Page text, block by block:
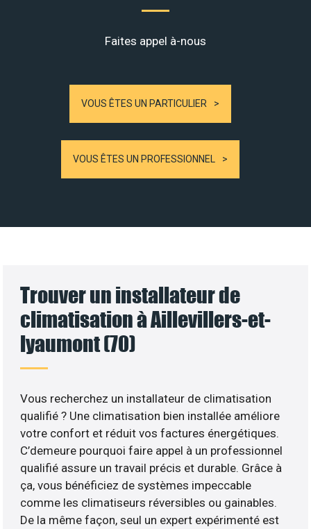
Faites appel à-nous
VOUS ÊTES UN PARTICULIER
VOUS ÊTES UN PROFESSIONNEL
Trouver un installateur de
climatisation à Aillevillers-et-
lyaumont (70)
Vous recherchez un installateur de climatisation
qualifié ? Une climatisation bien installée améliore
votre confort et réduit vos factures énergétiques.
C’demeure pourquoi faire appel à un professionnel
qualifié assure un travail précis et durable. Grâce à
ça, vous bénéficiez de systèmes impeccable
comme les climatiseurs réversibles ou gainables.
De la même façon, seul un expert expérimenté est